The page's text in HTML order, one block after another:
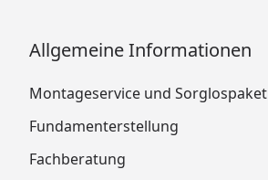
Allgemeine Informationen
Montageservice und Sorglospaket
Fundamenterstellung
Fachberatung